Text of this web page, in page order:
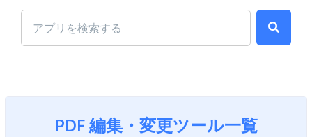
PDF 編集・変更ツール一覧